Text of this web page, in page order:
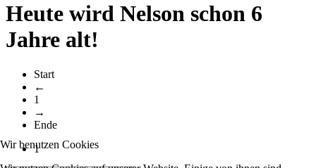
Heute wird Nelson schon 6
Jahre alt!
Start
←
1
→
Ende
1
Wir benutzen Cookies